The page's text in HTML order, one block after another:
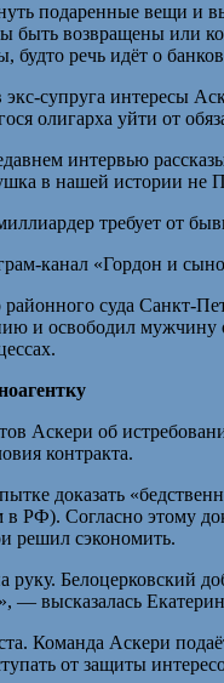
подаренные вещи и
возвращены или
речь идёт о
экс-супруга интересы
олигарха уйти от
интервью
в нашей истории
канал «Гордон и
суда Санкт-
и освободил мужчину
Аскери об
контракта.
доказать
РФ). Согласно этому
решил сэкономить.
руку. Белоцерковский
— высказалась
Команда Аскери
от защиты